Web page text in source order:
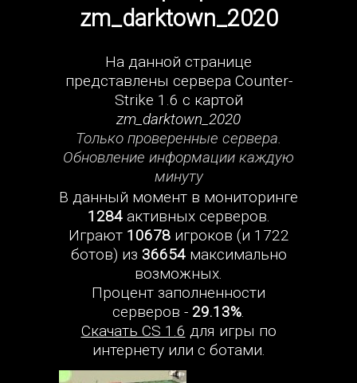
zm_darktown_2020
На данной странице
представлены сервера Counter-
Strike 1.6 с картой
zm_darktown_2020
Только проверенные сервера.
Обновление информации каждую
минуту
В данный момент в мониторинге
1284активных серверов.
Играют 10678игроков (и 1722
ботов) из 36654максимально
возможных.
Процент заполненности
серверов - 29.13%.
Скачать CS 1.6 для игры по
интернету или с ботами.